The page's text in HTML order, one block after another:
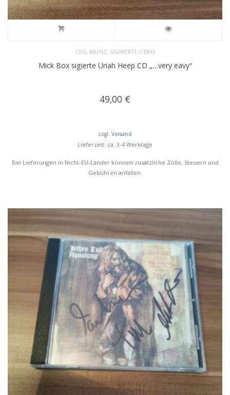
CDS, MUSIC, SIGNIERTE ITEMS
Mick Box sigierte Uriah Heep CD „…very eavy“
49,00 €
zzgl. Versand
Lieferzeit: ca. 3-4 Werktage
Bei Lieferungen in Nicht-EU-Länder können zusätzliche Zölle, Steuern und
Gebühren anfallen.